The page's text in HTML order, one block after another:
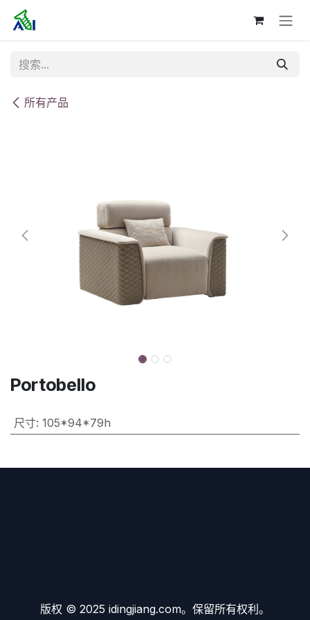
跳至内容
所有产品
Portobello
尺寸: 105*94*79h
版权 © 2025 idingjiang.com。保留所有权利。